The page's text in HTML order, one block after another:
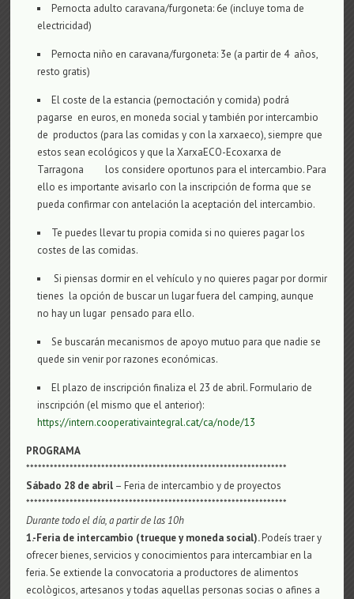
Pernocta adulto caravana/furgoneta: 6e (incluye toma de
electricidad)
Pernocta niño en caravana/furgoneta: 3e (a partir de 4 años,
resto gratis)
El coste de la estancia (pernoctación y comida) podrá
pagarse en euros, en moneda social y también por intercambio
de productos (para las comidas y con la xarxaeco), siempre que
estos sean ecológicos y que la XarxaECO-Ecoxarxa de
Tarragona los considere oportunos para el intercambio. Para
ello es importante avisarlo con la inscripción de forma que se
pueda confirmar con antelación la aceptación del intercambio.
Te puedes llevar tu propia comida si no quieres pagar los
costes de las comidas.
Si piensas dormir en el vehículo y no quieres pagar por dormir
tienes la opción de buscar un lugar fuera del camping, aunque
no hay un lugar pensado para ello.
Se buscarán mecanismos de apoyo mutuo para que nadie se
quede sin venir por razones económicas.
El plazo de inscripción finaliza el 23 de abril. Formulario de
inscripción (el mismo que el anterior):
https://intern.cooperativaintegral.cat/ca/node/13
PROGRAMA
******************************************************************
Sábado 28 de abril – Feria de intercambio y de proyectos
******************************************************************
Durante todo el día, a partir de las 10h
1.-Feria de intercambio (trueque y moneda social).Podeís traer y
ofrecer bienes, servicios y conocimientos para intercambiar en la
feria. Se extiende la convocatoria a productores de alimentos
ecològicos, artesanos y todas aquellas personas socias o afines a